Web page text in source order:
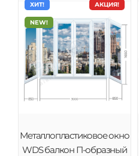
АКЦИЯ!
ХИТ!
NEW!
Металлопластиковое окно
WDS балкон П-образный